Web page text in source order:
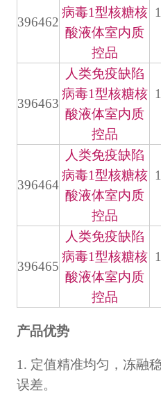
396462
病毒1型核糖核
酸液体室内质
控品
396463
人类免疫缺陷
病毒1型核糖核
酸液体室内质
控品
396464
人类免疫缺陷
病毒1型核糖核
酸液体室内质
控品
396465
人类免疫缺陷
病毒1型核糖核
酸液体室内质
控品
产品优势
1. 定值精准均匀，冻融
误差。